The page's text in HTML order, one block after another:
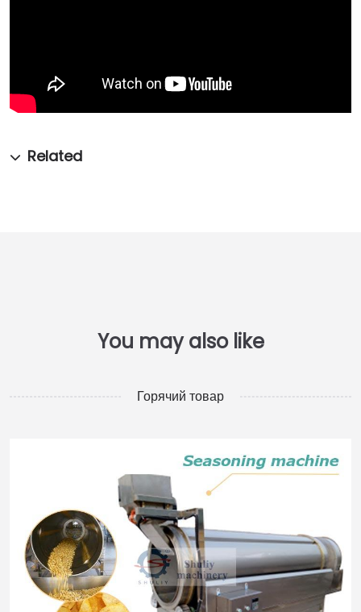
Горячий товар